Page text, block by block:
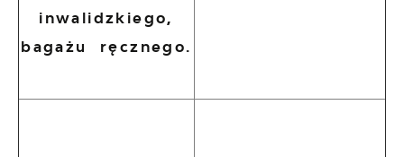
inwalidzkiego,
bagażu ręcznego.